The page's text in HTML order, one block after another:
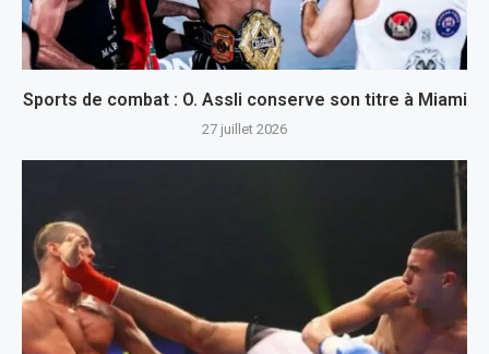
Sports de combat : O. Assli conserve son titre à Miami
27 juillet 2026